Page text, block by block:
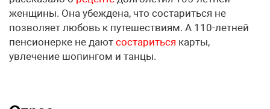
женщины. Она убеждена, что состариться не
позволяет любовь к путешествиям. А 110-летней
пенсионерке не дают состариться карты,
увлечение шопингом и танцы.